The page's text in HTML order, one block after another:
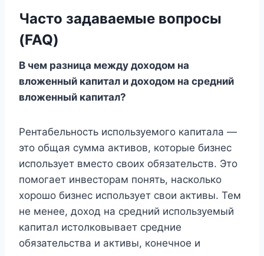
Часто задаваемые вопросы
(FAQ)
В чем разница между доходом на
вложенный капитал и доходом на средний
вложенный капитал?
Рентабельность используемого капитала —
это общая сумма активов, которые бизнес
использует вместо своих обязательств. Это
помогает инвесторам понять, насколько
хорошо бизнес использует свои активы. Тем
не менее, доход на средний используемый
капитал истолковывает средние
обязательства и активы, конечное и